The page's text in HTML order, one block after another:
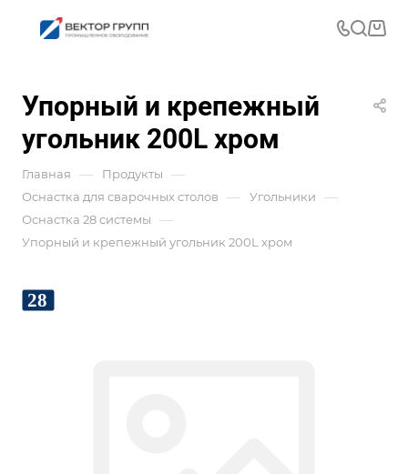
Упорный и крепежный
угольник 200L хром
Главная — Продукты —
Оснастка для сварочных столов — Угольники —
Оснастка 28 системы —
Упорный и крепежный угольник 200L хром